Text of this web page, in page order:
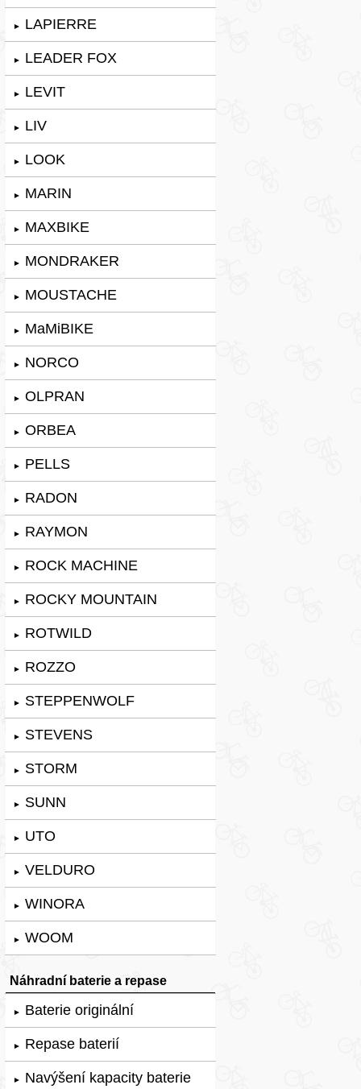
► LAPIERRE
► LEADER FOX
► LEVIT
► LIV
► LOOK
► MARIN
► MAXBIKE
► MONDRAKER
► MOUSTACHE
► MaMiBIKE
► NORCO
► OLPRAN
► ORBEA
► PELLS
► RADON
► RAYMON
► ROCK MACHINE
► ROCKY MOUNTAIN
► ROTWILD
► ROZZO
► STEPPENWOLF
► STEVENS
► STORM
► SUNN
► UTO
► VELDURO
► WINORA
► WOOM
Náhradní baterie a repase
► Baterie originální
► Repase baterií
► Navýšení kapacity baterie